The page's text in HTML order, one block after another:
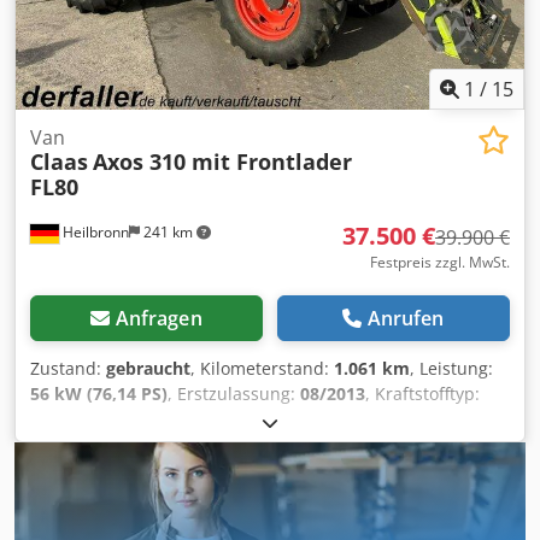
1 / 15
Heilbronn 241 km
Van
ClaasAxos 310 mit Frontlader
FL80
37.500 €39.900 €
Festpreis zzgl. MwSt.
Anfragen Anrufen
Zustand: gebraucht, Kilometerstand: 1.061 km, Leistung:
56 kW (76,14 PS), Erstzulassung: 08/2013, Kraftstofftyp:
7.500 kg
mechanisch, Federung:Sonstige, Anzahl der Sitzplätze:2,
Betriebsstunden:1.061 h, Ausstattung:Allradantrieb,
, 1. Hand, Radio, Mittelarmlehne, HU/AU neu, Diesel
Allrad Erstzulassung 07.08.2013 56 kW 4.400 cm³ 2